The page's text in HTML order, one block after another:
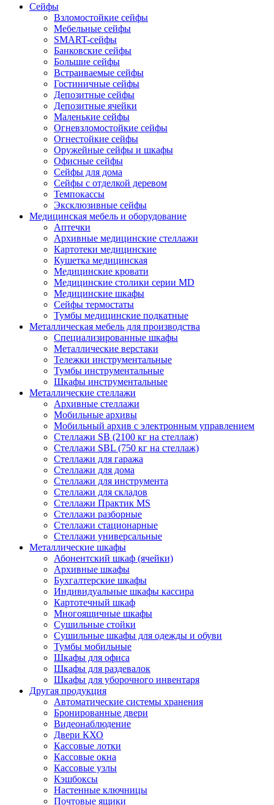
Сейфы
Взломостойкие сейфы
Мебельные сейфы
SMART-сейфы
Банковские сейфы
Большие сейфы
Встраиваемые сейфы
Гостиничные сейфы
Депозитные сейфы
Депозитные ячейки
Маленькие сейфы
Огневзломостойкие сейфы
Огнестойкие сейфы
Оружейные сейфы и шкафы
Офисные сейфы
Сейфы для дома
Сейфы с отделкой деревом
Темпокассы
Эксклюзивные сейфы
Медицинская мебель и оборудование
Аптечки
Архивные медицинские стеллажи
Картотеки медицинские
Кушетка медицинская
Медицинские кровати
Медицинские столики серии MD
Медицинские шкафы
Сейфы термостаты
Тумбы медицинские подкатные
Металлическая мебель для производства
Cпециализированные шкафы
Металлические верстаки
Тележки инструментальные
Тумбы инструментальные
Шкафы инструментальные
Металлические стеллажи
Архивные стеллажи
Мобильные архивы
Мобильный архив с электронным управлением
Стеллажи SB (2100 кг на стеллаж)
Стеллажи SBL (750 кг на стеллаж)
Стеллажи для гаража
Стеллажи для дома
Стеллажи для инструмента
Стеллажи для складов
Стеллажи Практик MS
Стеллажи разборные
Стеллажи стационарные
Стеллажи универсальные
Металлические шкафы
Абонентский шкаф (ячейки)
Архивные шкафы
Бухгалтерские шкафы
Индивидуальные шкафы кассира
Картотечный шкаф
Многоящичные шкафы
Сушильные стойки
Сушильные шкафы для одежды и обуви
Тумбы мобильные
Шкафы для офиса
Шкафы для раздевалок
Шкафы для уборочного инвентаря
Другая продукция
Автоматические системы хранения
Бронированные двери
Видеонаблюдение
Двери КХО
Кассовые лотки
Кассовые окна
Кассовые узлы
Кэшбоксы
Настенные ключницы
Почтовые ящики